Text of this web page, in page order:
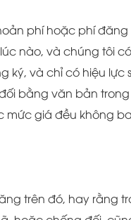
phí hoặc phí
nào, và chúng tôi
và chỉ có hiệu
bằng văn bản
giá đều không
trên đó, hay rằng